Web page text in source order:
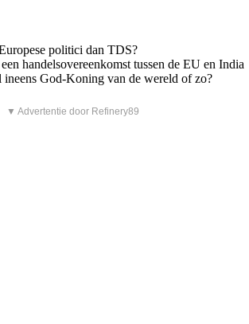
politici dan TDS?
handelsovereenkomst tussen de EU en India
ineens God-Koning van de wereld of zo?
▼ Advertentie door Refinery89